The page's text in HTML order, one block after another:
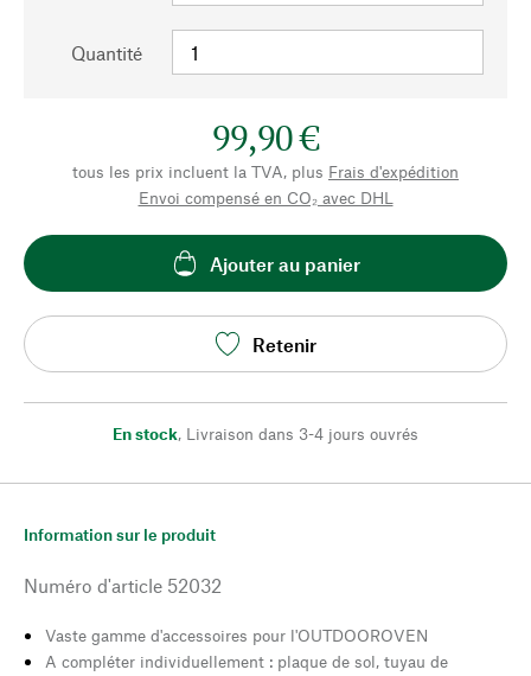
Quantité
99,90 €
tous les prix incluent la TVA, plus Frais d'expédition
Envoi compensé en CO₂ avec DHL
Ajouter au panier
Retenir
En stock, Livraison dans 3-4 jours ouvrés
Information sur le produit
Numéro d'article 52032
Vaste gamme d'accessoires pour l'OUTDOOROVEN
A compléter individuellement : plaque de sol, tuyau de